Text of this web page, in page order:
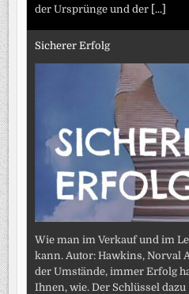
der Ursprünge und der [...]
Sicherer Erfolg
Wie man im Verkauf und im
kann. Autor: Hawkins, Norval
der Umstände, immer Erfolg
Ihnen, wie. Der Schlüssel dazu